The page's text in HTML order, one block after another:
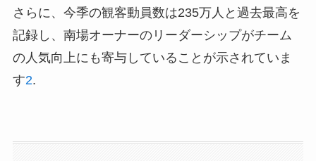
さらに、今季の観客動員数は235万人と過去最高を
記録し、南場オーナーのリーダーシップがチーム
の人気向上にも寄与していることが示されていま
す2.